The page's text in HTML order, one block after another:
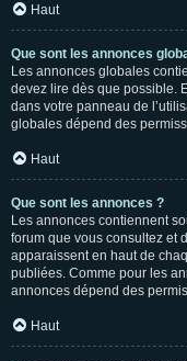
Haut
Que sont les annonces
Les annonces globales
devez lire dès que possible.
dans votre panneau de
globales dépend des
Haut
Que sont les annonces ?
Les annonces contiennent
forum que vous consultez et
apparaissent en haut de
publiées. Comme pour les
annonces dépend des
Haut